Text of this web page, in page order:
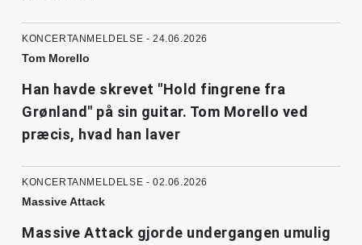
KONCERTANMELDELSE - 24.06.2026
Tom Morello
Han havde skrevet "Hold fingrene fra
Grønland" på sin guitar. Tom Morello ved
præcis, hvad han laver
KONCERTANMELDELSE - 02.06.2026
Massive Attack
Massive Attack gjorde undergangen umulig